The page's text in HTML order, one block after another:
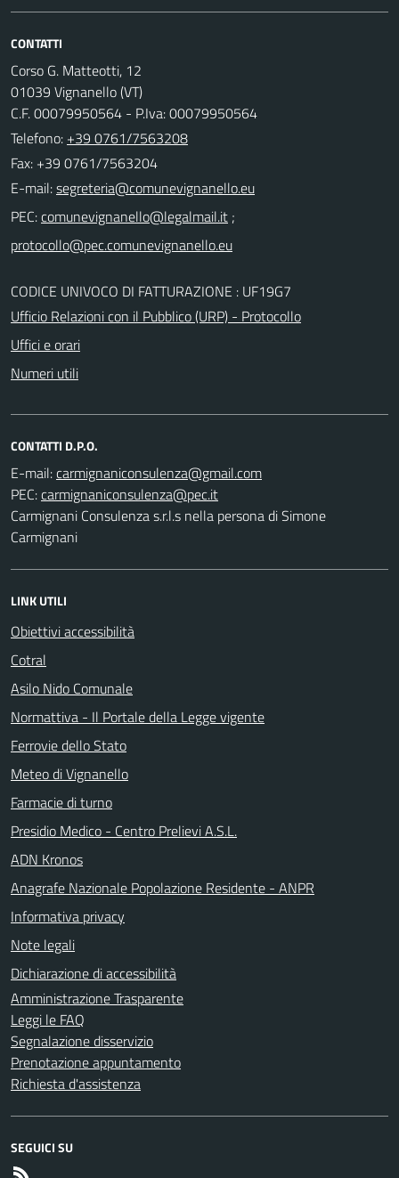
CONTATTI
Corso G. Matteotti, 12
01039 Vignanello (VT)
C.F. 00079950564 - P.Iva: 00079950564
Telefono: +39 0761/7563208
Fax: +39 0761/7563204
E-mail:
PEC:
;
CODICE UNIVOCO DI FATTURAZIONE : UF19G7
Ufficio Relazioni con il Pubblico (URP) - Protocollo
Uffici e orari
Numeri utili
CONTATTI D.P.O.
E-mail:
PEC:
Carmignani Consulenza s.r.l.s nella persona di Simone
Carmignani
LINK UTILI
Obiettivi accessibilità
Cotral
Asilo Nido Comunale
Normattiva - Il Portale della Legge vigente
Ferrovie dello Stato
Meteo di Vignanello
Farmacie di turno
Presidio Medico - Centro Prelievi A.S.L.
ADN Kronos
Anagrafe Nazionale Popolazione Residente - ANPR
Informativa privacy
Note legali
Dichiarazione di accessibilità
Amministrazione Trasparente
Leggi le FAQ
Segnalazione disservizio
Prenotazione appuntamento
Richiesta d'assistenza
SEGUICI SU